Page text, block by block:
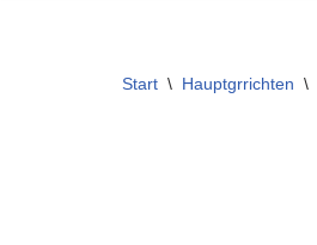
Start \ Hauptgrrichten \